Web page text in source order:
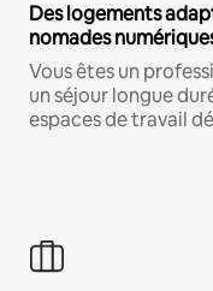
Des logements
nomades
Vous êtes un
un séjour longue
espaces de travail